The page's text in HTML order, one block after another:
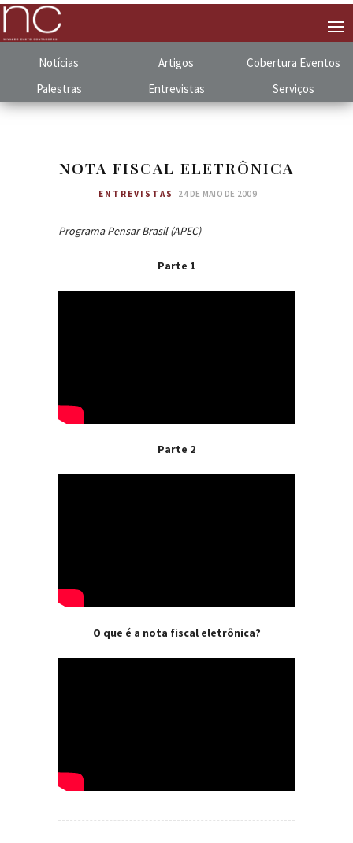
Notícias Artigos Cobertura Eventos
Palestras
Entrevistas Serviços
NOTA FISCAL ELETRÔNICA
ENTREVISTAS 24 DE MAIO DE 2009
Programa Pensar Brasil (APEC)
Parte 1
Parte 2
O que é a nota fiscal eletrônica?